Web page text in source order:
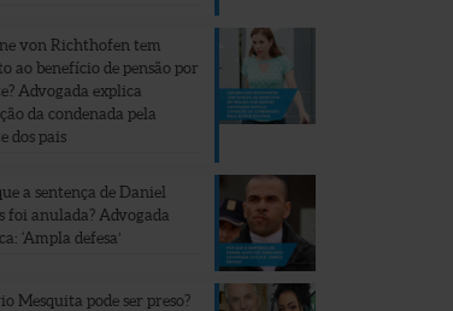
von Richthofen tem
ao benefício de pensão por
Advogada explica
da condenada pela
dos pais
a sentença de Daniel
foi anulada? Advogada
‘Ampla defesa’
Mesquita pode ser preso?